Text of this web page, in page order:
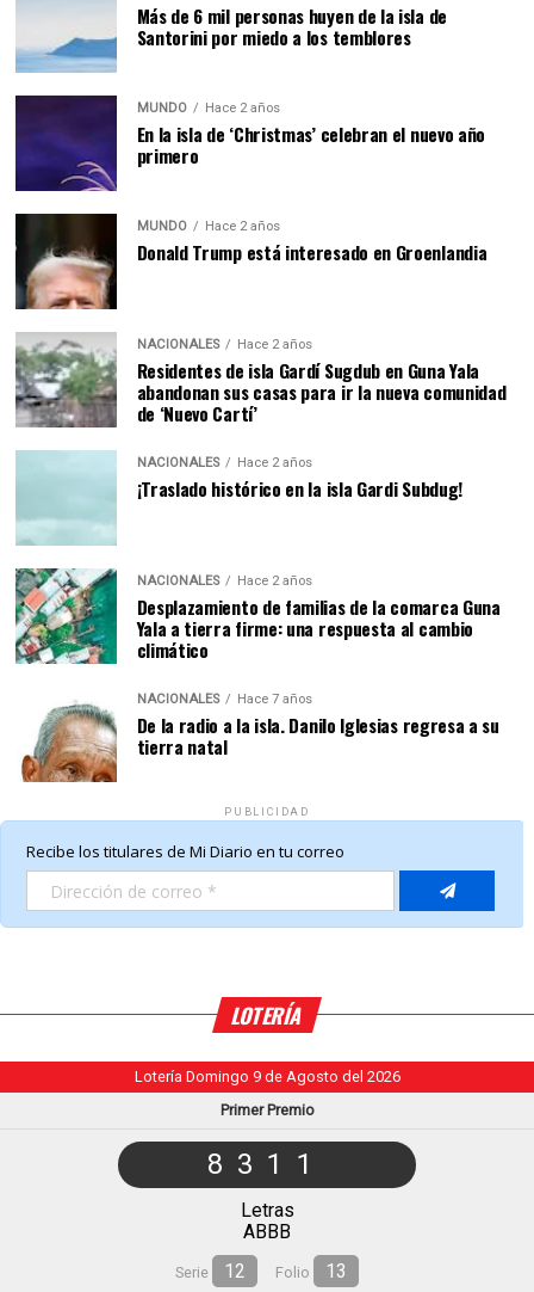
Más de 6 mil personas huyen de la isla de
Santorini por miedo a los temblores
MUNDO Hace 2 años
En la isla de ‘Christmas’ celebran el nuevo año
primero
MUNDO Hace 2 años
Donald Trump está interesado en Groenlandia
NACIONALES Hace 2 años
Residentes de isla Gardí Sugdub en Guna Yala
abandonan sus casas para ir la nueva comunidad
de ‘Nuevo Cartí’
NACIONALES Hace 2 años
¡Traslado histórico en la isla Gardi Subdug!
NACIONALES Hace 2 años
Desplazamiento de familias de la comarca Guna
Yala a tierra firme: una respuesta al cambio
climático
NACIONALES Hace 7 años
De la radio a la isla. Danilo Iglesias regresa a su
tierra natal
PUBLICIDAD
LOTERÍA
Lotería Domingo 9 de Agosto del 2026
Primer Premio
8311
Letras
ABBB
Serie 12 Folio 13